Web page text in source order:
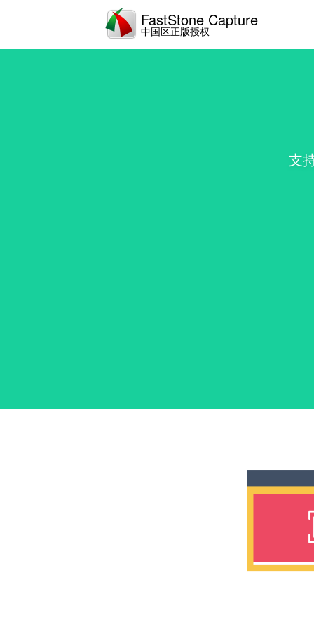
FastStone Capture
中国区正版授权
支